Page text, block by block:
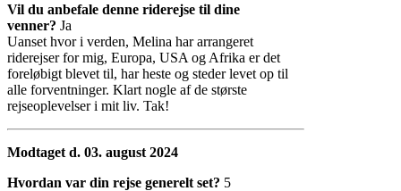
Vil du anbefale denne riderejse til dine
venner? Ja
Uanset hvor i verden, Melina har arrangeret
riderejser for mig, Europa, USA og Afrika er det
foreløbigt blevet til, har heste og steder levet op til
alle forventninger. Klart nogle af de største
rejseoplevelser i mit liv. Tak!
Modtaget d. 03. august 2024
Hvordan var din rejse generelt set? 5